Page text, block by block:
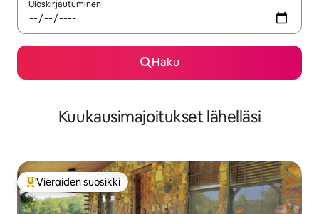
Uloskirjautuminen
Haku
Kuukausimajoitukset lähelläsi
Vieraiden suosikkien parhaimmistoa
Vieraiden suosikki